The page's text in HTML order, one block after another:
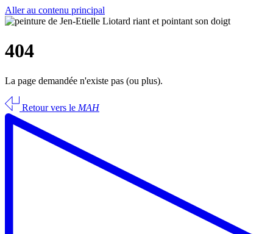
Aller au contenu principal
404
La page demandée n'existe pas (ou plus).
Retour vers le MAH